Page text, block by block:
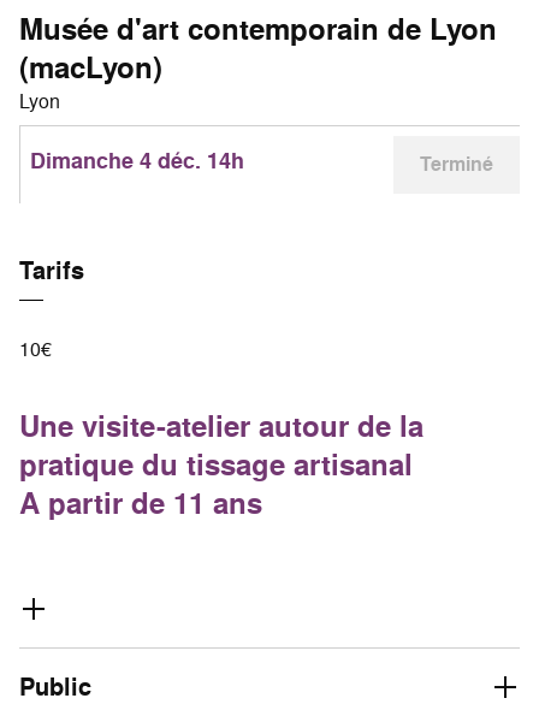
Musée d'art contemporain de Lyon
(macLyon)
Lyon
Dimanche 4 déc. 14h Terminé
Tarifs
10€
Une visite-atelier autour de la
pratique du tissage artisanal
A partir de 11 ans
Public